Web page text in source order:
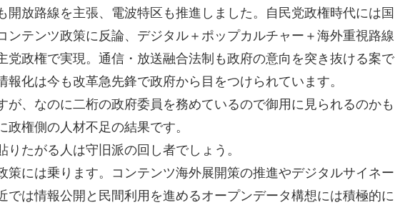
開放路線を主張、電波特区も推進しました。自民党政権時代には国
ンテンツ政策に反論、デジタル＋ポップカルチャー＋海外重視路線
党政権で実現。通信・放送融合法制も政府の意向を突き抜ける案で
報化は今も改革急先鋒で政府から目をつけられています。
が、なのに二桁の政府委員を務めているので御用に見られるのかも
政権側の人材不足の結果です。
りたがる人は守旧派の回し者でしょう。
策には乗ります。コンテンツ海外展開策の推進やデジタルサイネー
では情報公開と民間利用を進めるオープンデータ構想には積極的に